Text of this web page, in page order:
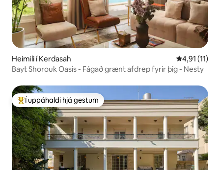
Heimili í Kerdasah 4,91 af 5 í
4,91 (11)
Bayt Shorouk Oasis - Fágað grænt afdrep fyrir þig - Nesty
Í mestu uppáhaldi hjá gestum
Í uppáhaldi hjá gestum